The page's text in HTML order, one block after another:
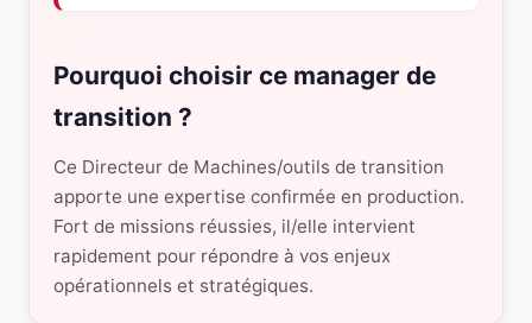
Pourquoi choisir ce manager de
transition ?
Ce Directeur de Machines/outils de transition
apporte une expertise confirmée en production.
Fort de missions réussies, il/elle intervient
rapidement pour répondre à vos enjeux
opérationnels et stratégiques.